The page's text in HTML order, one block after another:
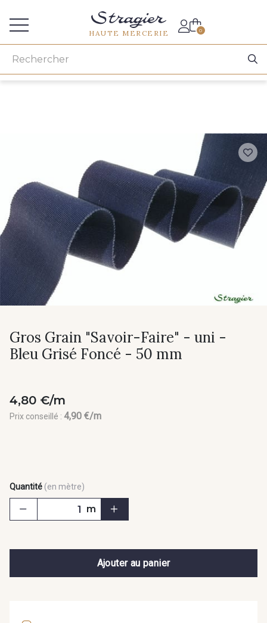
HAUTE MERCERIE 0
Gros Grain "Savoir-Faire" - uni -
Bleu Grisé Foncé - 50 mm
4,80 €/m
Prix conseillé : 4,90 €/m
Quantité (en mètre)
m
Ajouter au panier